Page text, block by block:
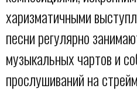
харизматичными
песни регулярно
музыкальных чартов и
прослушиваний на